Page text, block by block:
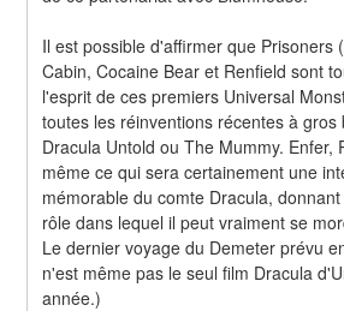
Il est possible d'affirmer que Prisoners
Cabin, Cocaine Bear et Renfield sont
l'esprit de ces premiers Universal
toutes les réinventions récentes à gros
Dracula Untold ou The Mummy. Enfer,
même ce qui sera certainement une
mémorable du comte Dracula,
rôle dans lequel il peut vraiment se
Le dernier voyage du Demeter prévu
n'est même pas le seul film Dracula
année.)